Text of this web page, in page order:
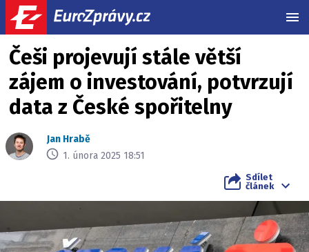
Češi projevují stále větší
zájem o investování, potvrzují
data z České spořitelny
Jan Hrabě
1. února 2025 18:51
Sdílet
článek